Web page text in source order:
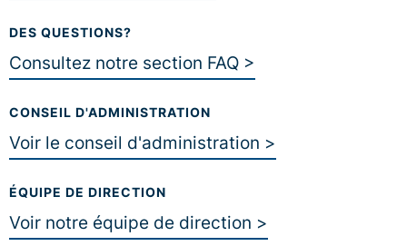
DES QUESTIONS?
Consultez notre section FAQ >
CONSEIL D'ADMINISTRATION
Voir le conseil d'administration >
ÉQUIPE DE DIRECTION
Voir notre équipe de direction >